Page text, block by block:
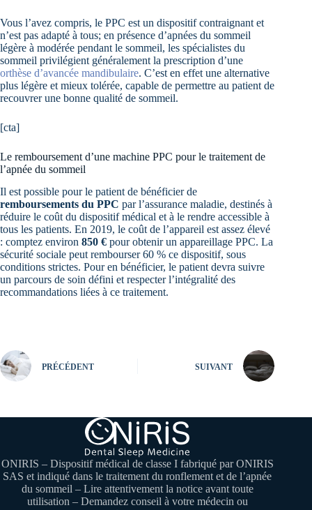
Vous l’avez compris, le PPC est un dispositif contraignant et
n’est pas adapté à tous; en présence d’apnées du sommeil
légère à modérée pendant le sommeil, les spécialistes du
sommeil privilégient généralement la prescription d’une
orthèse d’avancée mandibulaire. C’est en effet une alternative
plus légère et mieux tolérée, capable de permettre au patient de
recouvrer une bonne qualité de sommeil.
[cta]
Le remboursement d’une machine PPC pour le traitement de
l’apnée du sommeil
Il est possible pour le patient de bénéficier de
remboursements du PPC par l’assurance maladie, destinés à
réduire le coût du dispositif médical et à le rendre accessible à
tous les patients. En 2019, le coût de l’appareil est assez élevé
: comptez environ 850 € pour obtenir un appareillage PPC. La
sécurité sociale peut rembourser 60 % ce dispositif, sous
conditions strictes. Pour en bénéficier, le patient devra suivre
un parcours de soin défini et respecter l’intégralité des
recommandations liées à ce traitement.
PRÉCÉDENT SUIVANT
ONIRIS – Dispositif médical de classe I fabriqué par ONIRIS
SAS et indiqué dans le traitement du ronflement et de l’apnée
du sommeil – Lire attentivement la notice avant toute
utilisation – Demandez conseil à votre médecin ou